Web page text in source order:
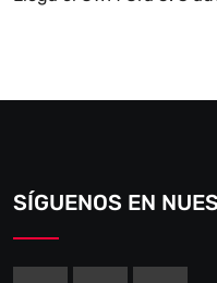
SÍGUENOS EN